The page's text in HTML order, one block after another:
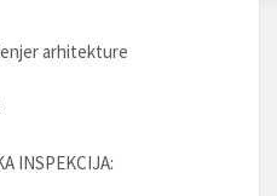
arhitekture
INSPEKCIJA: